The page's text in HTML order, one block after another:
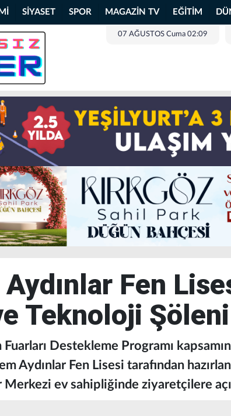
SİYASET SPOR MAGAZİN TV EĞİTİM
07 AĞUSTOS Cuma 02:09
Fen
Teknoloji Şöleni
Destekleme Programı
Aydınlar Fen Lisesi tarafından
Merkezi ev sahipliğinde ziyaretçilere